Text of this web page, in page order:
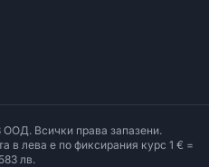
ООД. Всички права запазени.
в лева е по фиксирания курс 1 € =
лв.